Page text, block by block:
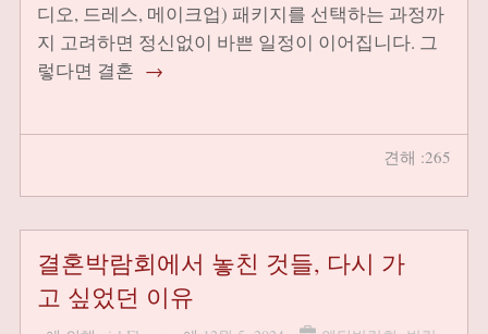
디오, 드레스, 메이크업) 패키지를 선택하는 과정까
지 고려하면 정신없이 바쁜 일정이 이어집니다. 그
렇다면 결혼 →
견해 :265
결혼박람회에서 놓친 것들, 다시 가
고 싶었던 이유